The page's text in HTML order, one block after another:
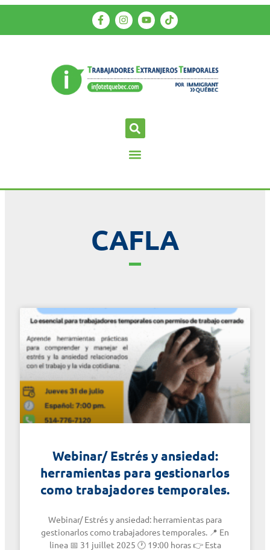
CAFLA
Webinar/ Estrés y ansiedad:
herramientas para gestionarlos
como trabajadores temporales.
Webinar/ Estrés y ansiedad: herramientas para
gestionarlos como trabajadores temporales. 📍 En
linea 📅 31 juillet 2025 🕐 19:00 horas 👉 Esta